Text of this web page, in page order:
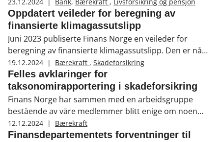
verktøy for å bringe verden framover.
Oppdatert veileder for beregning av
finansierte klimagassutslipp
Juni 2023 publiserte Finans Norge en veileder for
beregning av finansierte klimagassutslipp. Den er nå
oppdatert med nye anbefalinger og metoder.
Veilederen skal bidra til å øke kvaliteten og
sammenlignbarheten til finansierte klimagassutslipp.
19.12.2024 | Bærekraft , Skadeforsikring
Felles avklaringer for
taksonomirapportering i skadeforsikring
Finans Norge har sammen med en arbeidsgruppe
bestående av våre medlemmer blitt enige om noen
felles avklaringer for å gjøre taksonomirapporteringen
fra skadeforsikringsforetak som opererer i Norge mer
12.12.2024 | Bærekraft
Finansdepartementets forventninger til